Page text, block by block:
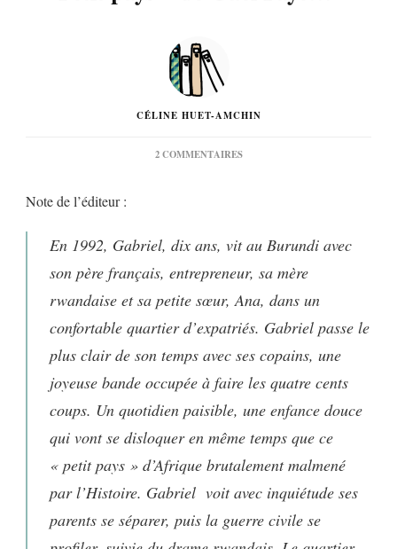
CÉLINE HUET-AMCHIN
2 COMMENTAIRESSUR
Note de l’éditeur :
En 1992, Gabriel, dix ans, vit au Burundi avec
son père français, entrepreneur, sa mère
rwandaise et sa petite sœur, Ana, dans un
confortable quartier d’expatriés. Gabriel passe le
plus clair de son temps avec ses copains, une
joyeuse bande occupée à faire les quatre cents
coups. Un quotidien paisible, une enfance douce
qui vont se disloquer en même temps que ce
« petit pays » d’Afrique brutalement malmené
par l’Histoire. Gabriel voit avec inquiétude ses
parents se séparer, puis la guerre civile se